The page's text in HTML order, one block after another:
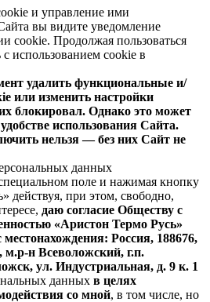
и управление ими
вы видите уведомление
cookie. Продолжая пользоваться
использованием cookie в
удалить функциональные и/
или изменить настройки
блокировал. Однако это может
использования Сайта.
нельзя — без них Сайт не
данных
поле и нажимая кнопку
действуя, при этом, свободно,
даю согласие Обществу с
«Аристон Термо Русь»
местонахождения: Россия, 188676,
м.р-н Всеволожский, г.п.
ул. Индустриальная, д. 9 к. 1
данных в целях
со мной, в том числе, но